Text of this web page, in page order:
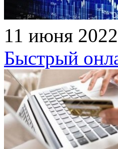
11 июня 2022
Быстрый